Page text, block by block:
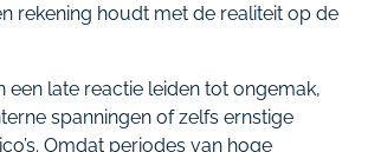
rekening houdt met de realiteit op de
een late reactie leiden tot ongemak,
spanningen of zelfs ernstige
Omdat periodes van hoge